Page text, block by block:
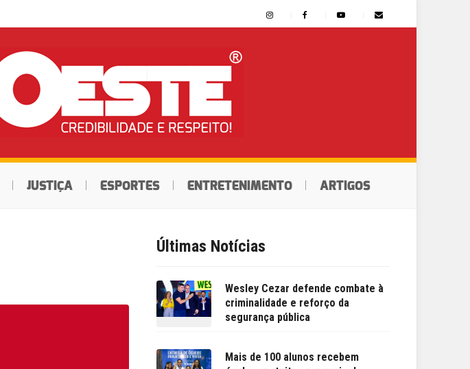
JUSTIÇA ESPORTES ENTRETENIMENTO ARTIGOS
Últimas Notícias
Wesley Cezar defende combate à
criminalidade e reforço da
segurança pública
Mais de 100 alunos recebem